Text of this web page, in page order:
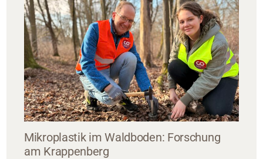
Mikroplastik im Waldboden: Forschung
am Krappenberg